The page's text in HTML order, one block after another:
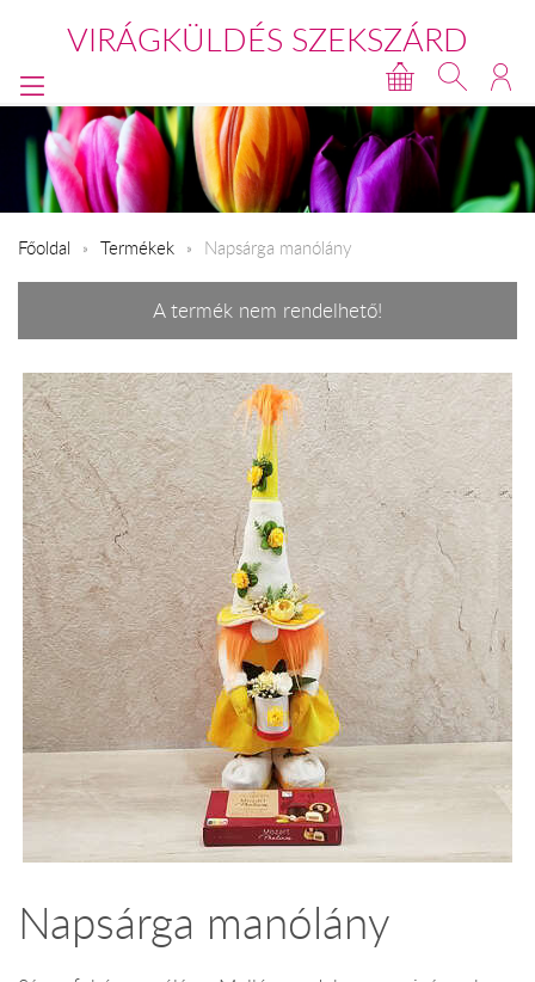
VIRÁGKÜLDÉS SZEKSZÁRD
Főoldal Termékek Napsárga manólány
A termék nem rendelhető!
Napsárga manólány